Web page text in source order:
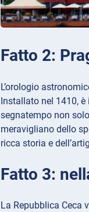
Fatto 2:
L’orologio
Installato nel 1410,
segnatempo non
meravigliano dello
ricca storia e
Fatto 3:
La Repubblica Ceca